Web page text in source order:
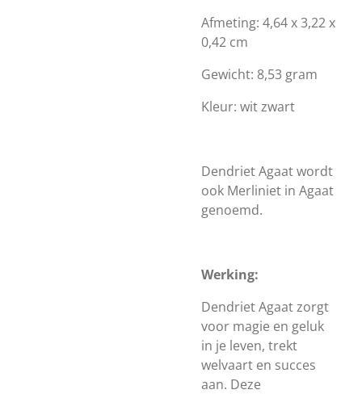
Afmeting: 4,64 x 3,22 x
0,42 cm
Gewicht: 8,53 gram
Kleur: wit zwart
Dendriet Agaat wordt
ook Merliniet in Agaat
genoemd.
Werking:
Dendriet Agaat zorgt
voor magie en geluk
in je leven, trekt
welvaart en succes
aan. Deze